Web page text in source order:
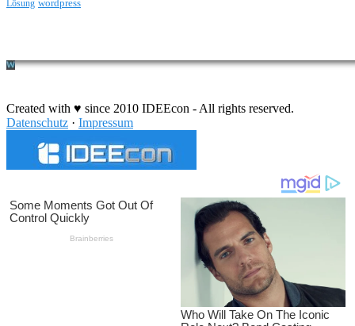
Lösung wordpress
Created with ♥ since 2010 IDEEcon - All rights reserved.
Datenschutz · Impressum